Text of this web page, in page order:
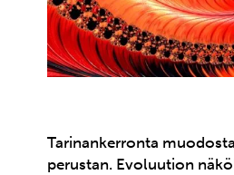
Tarinankerronta
perustan. Evoluution